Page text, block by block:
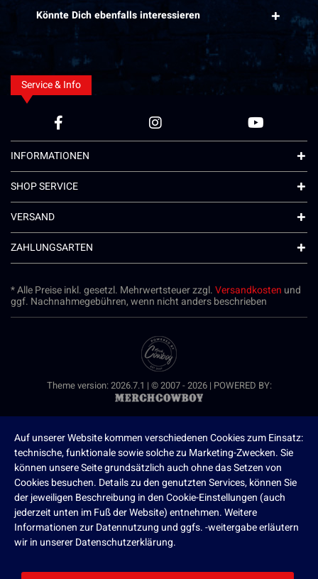
Könnte Dich ebenfalls interessieren
Service & Info
INFORMATIONEN
SHOP SERVICE
VERSAND
ZAHLUNGSARTEN
* Alle Preise inkl. gesetzl. Mehrwertsteuer zzgl.Versandkosten und
ggf. Nachnahmegebühren, wenn nicht anders beschrieben
Theme version: 2026.7.1 | © 2007 - 2026 | POWERED BY:
Auf unserer Website kommen verschiedenen Cookies zum Einsatz:
technische, funktionale sowie solche zu Marketing-Zwecken. Sie
können unsere Seite grundsätzlich auch ohne das Setzen von
Cookies besuchen. Details zu den genutzten Services, können Sie
der jeweiligen Beschreibung in den Cookie-Einstellungen (auch
jederzeit unten im Fuß der Website) entnehmen. Weitere
Informationen zur Datennutzung und ggfs. -weitergabe erläutern
wir in unserer Datenschutzerklärung.